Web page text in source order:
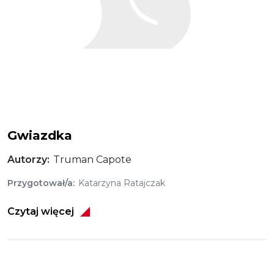
Gwiazdka
Autorzy Truman Capote
Przygotował/a Katarzyna Ratajczak
Czytaj więcej